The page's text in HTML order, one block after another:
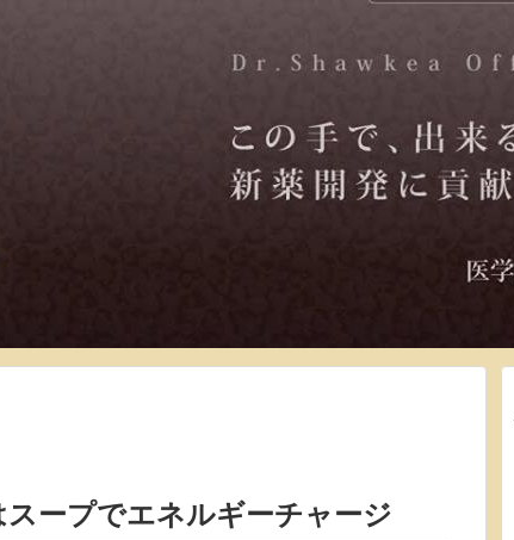
スープでエネルギーチャージ